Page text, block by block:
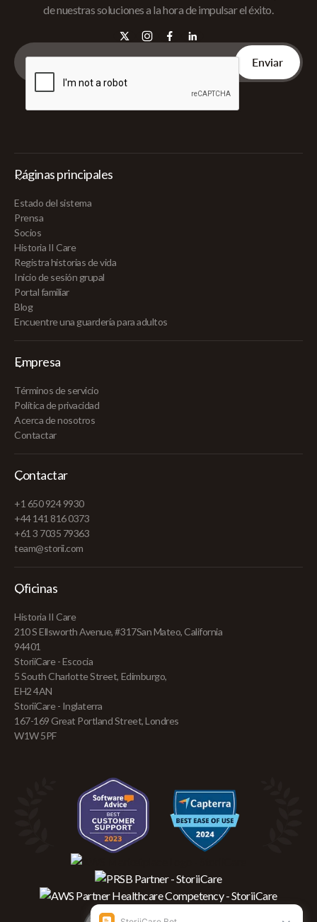
de nuestras soluciones a la hora de impulsar el éxito.
Páginas principales
Estado del sistema
Prensa
Socios
Historia II Care
Registra historias de vida
Inicio de sesión grupal
Portal familiar
Blog
Encuentre una guardería para adultos
Empresa
Términos de servicio
Política de privacidad
Acerca de nosotros
Contactar
Contactar
+1 650 924 9930
+44 141 816 0373
+61 3 7035 79363
team@storii.com
Oficinas
Historia II Care
210 S Ellsworth Avenue, #317San Mateo, California
94401
StoriiCare - Escocia
5 South Charlotte Street, Edimburgo,
EH2 4AN
StoriiCare - Inglaterra
167-169 Great Portland Street, Londres
W1W 5PF